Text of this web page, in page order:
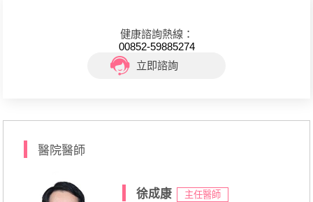
健康諮詢熱線：
00852-59885274
立即諮詢
醫院醫師
徐成康 主任醫師